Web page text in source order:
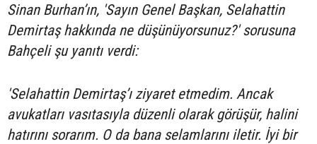
Sinan Burhan’ın, 'Sayın Genel Başkan, Selahattin
Demirtaş hakkında ne düşünüyorsunuz?' sorusuna
Bahçeli şu yanıtı verdi:
'Selahattin Demirtaş’ı ziyaret etmedim. Ancak
avukatları vasıtasıyla düzenli olarak görüşür, halini
hatırını sorarım. O da bana selamlarını iletir. İyi bir